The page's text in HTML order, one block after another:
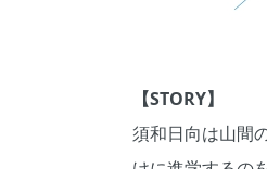
【STORY】
須和日向は山間